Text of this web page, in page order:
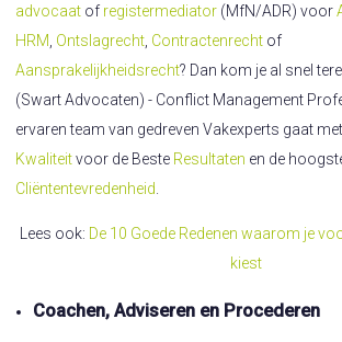
advocaat of registermediator (MfN/ADR) voor
HRM Ontslagrecht Contractenrecht of
Aansprakelijkheidsrecht? Dan kom je al snel
(Swart Advocaten) - Conflict Management
ervaren team van gedreven Vakexperts gaat
Kwaliteitvoor de Beste Resultaten en de
Cliëntentevredenheid
Lees ook: De 10 Goede Redenen waarom je
kiest
Coachen, Adviseren en Procederen